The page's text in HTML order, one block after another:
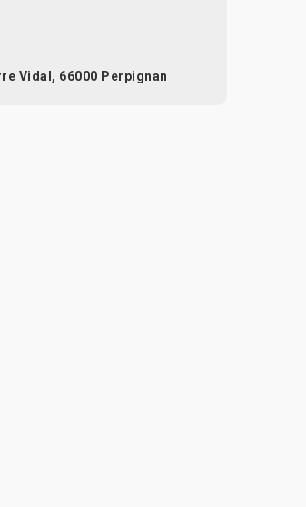
Vidal, 66000 Perpignan